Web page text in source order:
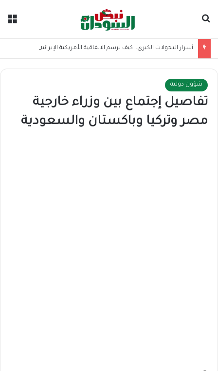
شؤون دولية
تفاصيل إجتماع بين وزراء خارجية
مصر وتركيا وباكستان والسعودية